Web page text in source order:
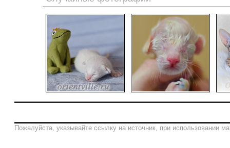
Пожалуйста, указывайте ссылку на источник, при использовании